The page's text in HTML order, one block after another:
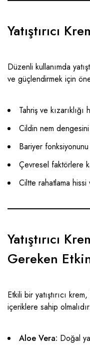
Yatıştırıcı
Düzenli kullanımda
ve güçlendirmek için
Tahriş ve kızarıklığı
Cildin nem
Bariyer
Çevresel faktörlere
Ciltte rahatlama hissi
Yatıştırıcı
Gereken
Etkili bir yatıştırıcı
içeriklere sahip
Aloe Vera: Doğal